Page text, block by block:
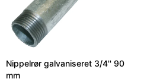
Nippelrør galvaniseret 3/4'' 90
mm